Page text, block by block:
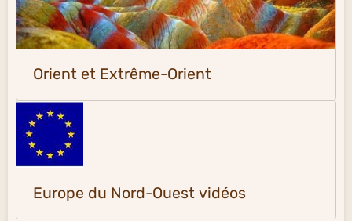
Orient et Extrême-Orient
Europe du Nord-Ouest vidéos